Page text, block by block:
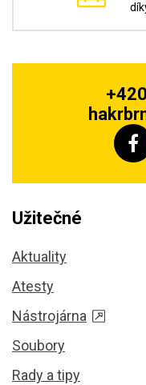
Užitečné
Aktuality
Atesty
Nástrojárna
Soubory
Rady a tipy